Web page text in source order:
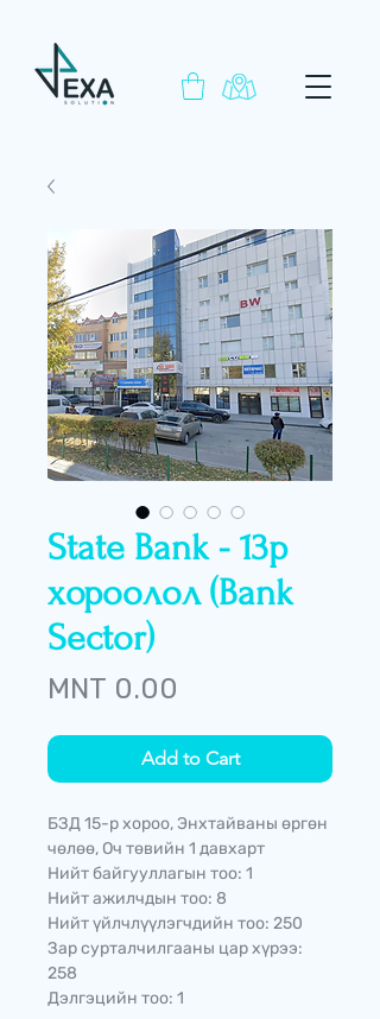
State Bank - 13р
хороолол (Bank
Sector)
MNT 0.00
Add to Cart
БЗД 15-р хороо, Энхтайваны өргөн
чөлөө, Оч төвийн 1 давхарт
Нийт байгууллагын тоо: 1
Нийт ажилчдын тоо: 8
Нийт үйлчлүүлэгчдийн тоо: 250
Зар сурталчилгааны цар хүрээ:
258
Дэлгэцийн тоо: 1